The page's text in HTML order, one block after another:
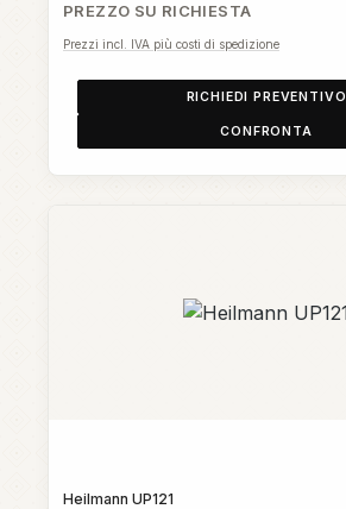
PREZZO SU RICHIESTA
Prezzi incl. IVA più costi di spedizione
RICHIEDI PREVENTIVO
CONFRONTA
Heilmann UP121